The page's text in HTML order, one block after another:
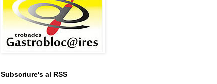
Subscriure's al RSS